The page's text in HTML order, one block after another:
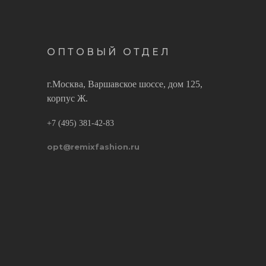
ОПТОВЫЙ ОТДЕЛ
г.Москва, Варшавское шоссе, дом 125,
корпус Ж.
+7 (495) 381-42-83
opt@remixfashion.ru